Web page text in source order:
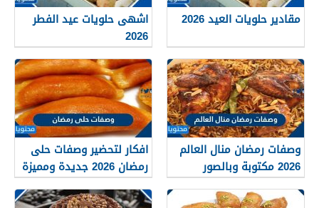
مقادير حلويات العيد 2026
اشهى حلويات عيد الفطر
2026
وصفات رمضان منال العالم
2026 مكتوبة وبالصور
افكار لتحضير وصفات حلى
رمضان 2026 جديدة ومميزة